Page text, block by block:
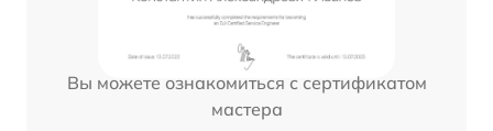
Вы можете ознакомиться с сертификатом
мастера